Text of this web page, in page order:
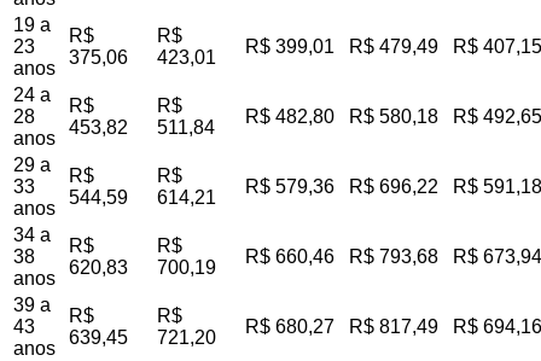
19 a
23
anos
R$
375,06
R$
423,01
R$ 399,01 R$ 479,49 R$ 407,15
24 a
28
anos
R$
453,82
R$
511,84
R$ 482,80 R$ 580,18 R$ 492,65
29 a
33
anos
R$
544,59
R$
614,21
R$ 579,36 R$ 696,22 R$ 591,18
34 a
38
anos
R$
620,83
R$
700,19
R$ 660,46 R$ 793,68 R$ 673,94
39 a
43
anos
R$
639,45
R$
721,20
R$ 680,27 R$ 817,49 R$ 694,16